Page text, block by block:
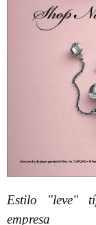
Estilo "leve"
empresa